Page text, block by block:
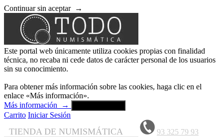
Continuar sin aceptar →
Este portal web únicamente utiliza cookies propias con finalidad
técnica, no recaba ni cede datos de carácter personal de los usuarios
sin su conocimiento.
Para obtener más información sobre las cookies, haga clic en el
enlace «Más información».
Más información
→
Carrito Iniciar Sesión
TIENDA DE NUMISMÁTICA 93 325 79 93